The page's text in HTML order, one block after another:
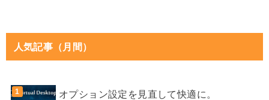
人気記事（月間）
オプション設定を見直して快適に。